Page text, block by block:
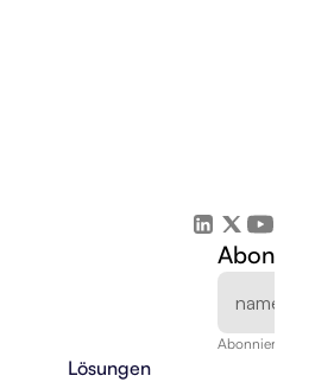
Abonnieren Sie
Lösungen